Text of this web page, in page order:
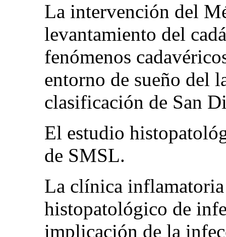
La intervención del
levantamiento del
fenómenos
entorno de sueño del
clasificación de San
El estudio
de SMSL.
La clínica
histopatológico de
implicación de la